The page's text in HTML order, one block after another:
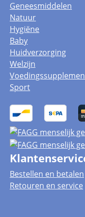
Geneesmiddelen
Natuur
Hygiëne
Baby
Huidverzorging
Welzijn
Sport
Bestellen en betalen
Retouren en service